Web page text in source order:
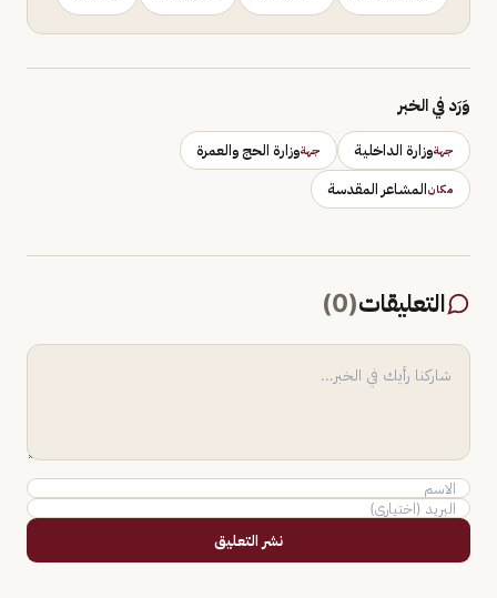
وَرَد في الخبر
جهةوزارة الداخلية جهةوزارة الحج والعمرة
مكانالمشاعر المقدسة
التعليقات(
0
)
نشر التعليق